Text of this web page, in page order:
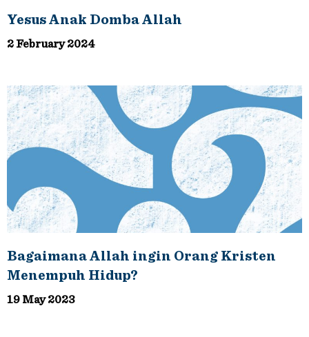
Yesus Anak Domba Allah
2 February 2024
Bagaimana Allah ingin Orang Kristen
Menempuh Hidup?
19 May 2023